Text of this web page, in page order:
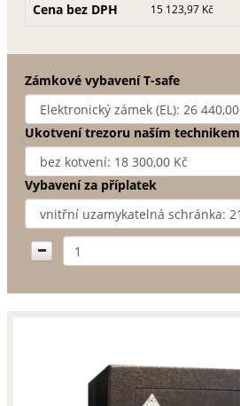
Cena bez DPH 15 123,97 Kč
Zámkové vybavení T-safe
Ukotvení trezoru naším technikem
Vybavení za příplatek